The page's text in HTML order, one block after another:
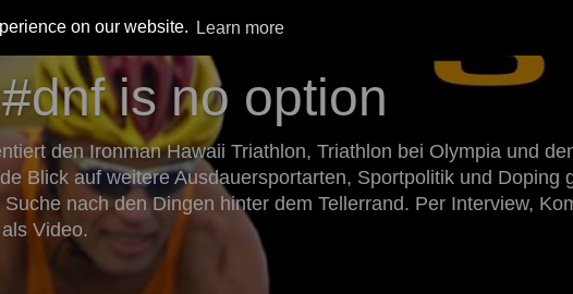
on our website. Learn more
is no option
den Ironman Hawaii Triathlon, Triathlon bei Olympia und
Blick auf weitere Ausdauersportarten, Sportpolitik und Doping
nach den Dingen hinter dem Tellerrand. Per Interview,
Video.